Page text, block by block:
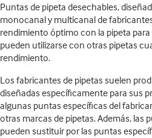
Puntas de pipeta desechables,
monocanal y multicanal de
rendimiento óptimo con la pipeta
pueden utilizarse con otras pipetas
rendimiento.
Los fabricantes de pipetas suelen
diseñadas específicamente para sus
algunas puntas específicas del
otras marcas de pipetas. Además, las
pueden sustituir por las puntas